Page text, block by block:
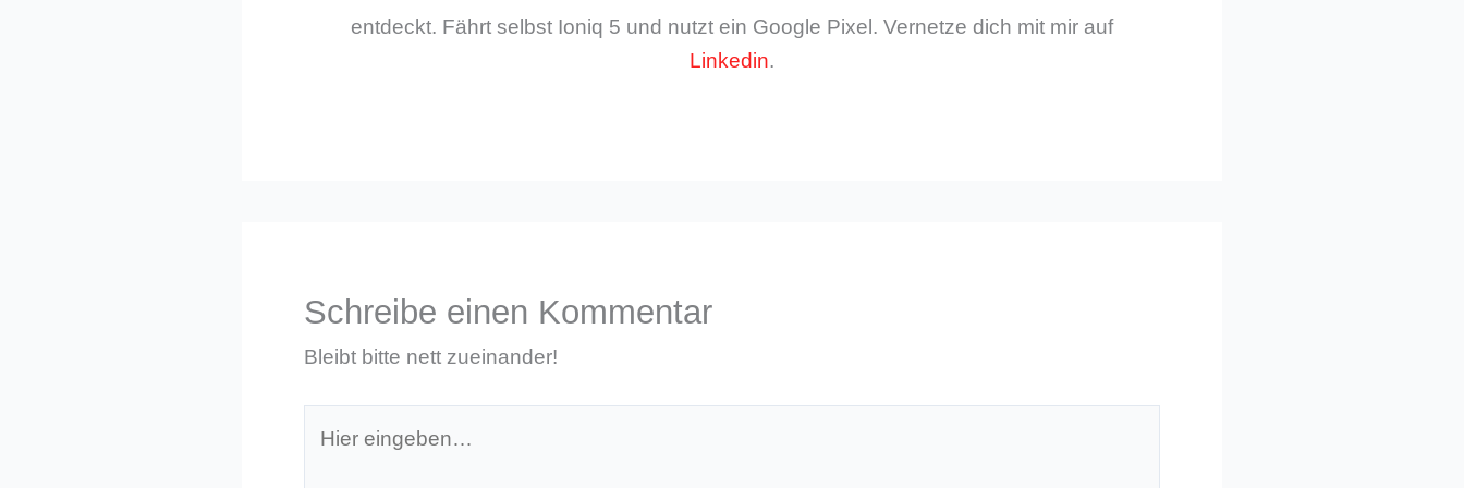
entdeckt. Fährt selbst Ioniq 5 und nutzt ein Google Pixel. Vernetze dich mit mir auf
Linkedin.
Schreibe einen Kommentar
Bleibt bitte nett zueinander!
eingeben…